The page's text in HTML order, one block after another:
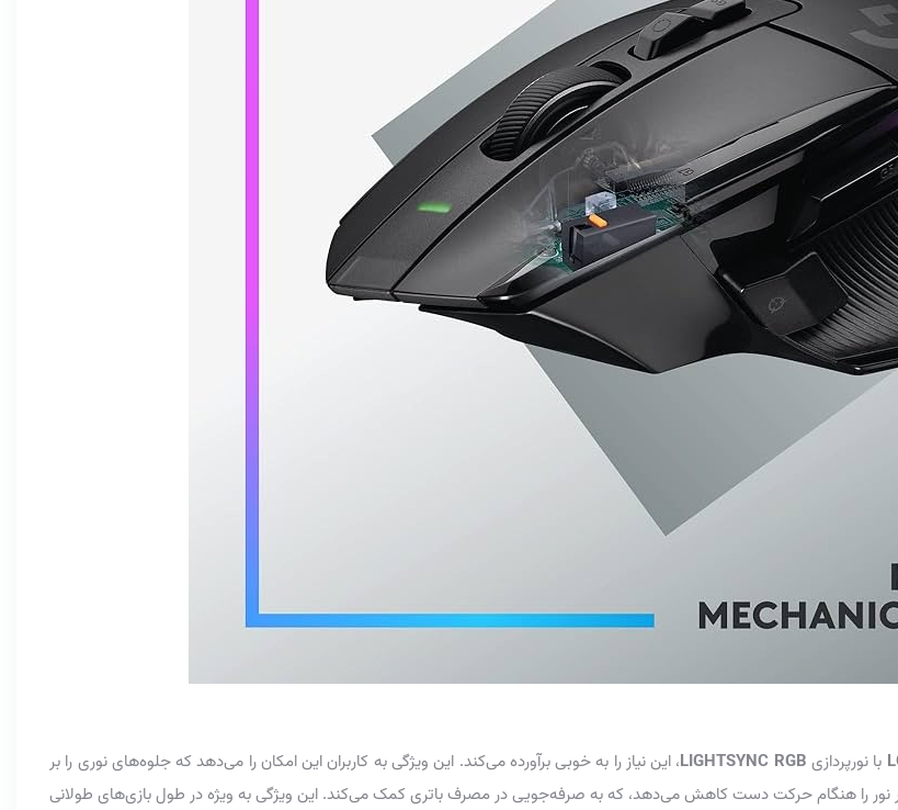
با نورپردازی LIGHTSYNC RGB، این نیاز را به خوبی برآورده می‌کند. این ویژگی به کاربران این امکان را می‌دهد که جلوه‌های نوری را بر
را هنگام حرکت دست کاهش می‌دهد، که به صرفه‌جویی در مصرف باتری کمک می‌کند. این ویژگی به ویژه در طول بازی‌های طولانی